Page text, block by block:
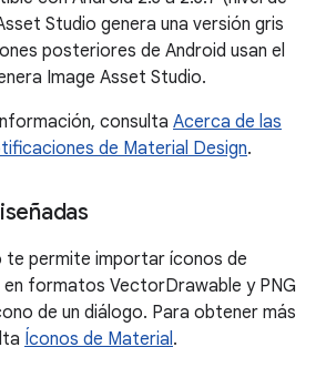
Studio genera una versión gris
posteriores de Android usan el
Image Asset Studio.
consulta Acerca de las
de Material Design.
te permite importar íconos de
formatos VectorDrawable y PNG
de un diálogo. Para obtener más
Íconos de Material.